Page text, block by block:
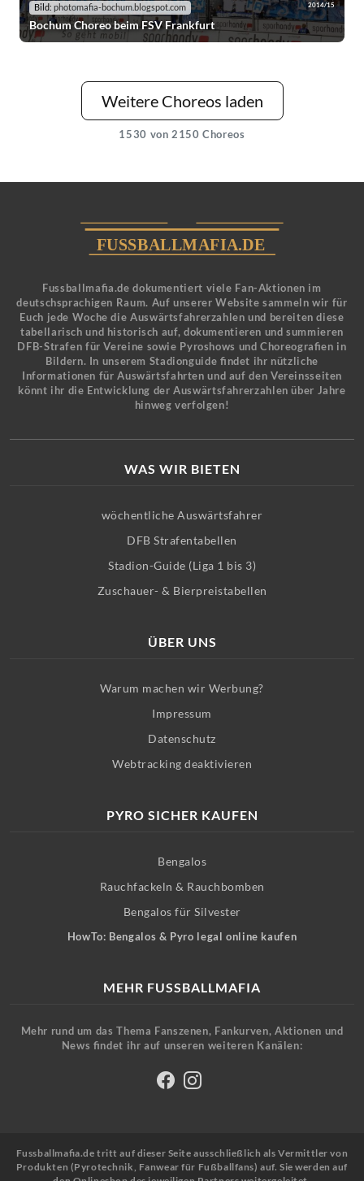
Bild: photomafia-bochum.blogspot.com 2014/15
Bochum Choreo beim FSV Frankfurt
Weitere Choreos laden
1530 von 2150 Choreos
Fussballmafia.de dokumentiert viele Fan-Aktionen im
deutschsprachigen Raum. Auf unserer Website sammeln wir für
Euch jede Woche die Auswärtsfahrerzahlen und bereiten diese
tabellarisch und historisch auf, dokumentieren und summieren
DFB-Strafen für Vereine sowie Pyroshows und Choreografien in
Bildern. In unserem Stadionguide findet ihr nützliche
Informationen für Auswärtsfahrten und auf den Vereinsseiten
könnt ihr die Entwicklung der Auswärtsfahrerzahlen über Jahre
hinweg verfolgen!
WAS WIR BIETEN
wöchentliche Auswärtsfahrer
DFB Strafentabellen
Stadion-Guide (Liga 1 bis 3)
Zuschauer- & Bierpreistabellen
ÜBER UNS
Warum machen wir Werbung?
Impressum
Datenschutz
Webtracking deaktivieren
PYRO SICHER KAUFEN
Bengalos
Rauchfackeln & Rauchbomben
Bengalos für Silvester
HowTo: Bengalos & Pyro legal online kaufen
MEHR FUSSBALLMAFIA
Mehr rund um das Thema Fanszenen, Fankurven, Aktionen und
News findet ihr auf unseren weiteren Kanälen:
Fussballmafia.de tritt auf dieser Seite ausschließlich als Vermittler von
Produkten (Pyrotechnik, Fanwear für Fußballfans) auf. Sie werden auf